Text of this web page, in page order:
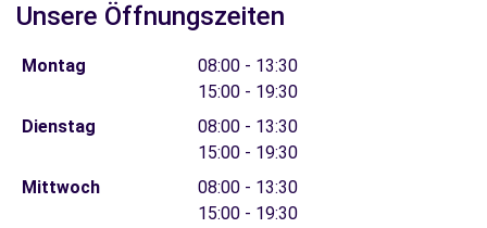
Unsere Öffnungszeiten
Montag
08:00 - 13:30
15:00 - 19:30
Dienstag
08:00 - 13:30
15:00 - 19:30
Mittwoch
08:00 - 13:30
15:00 - 19:30